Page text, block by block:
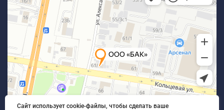
Сайт использует cookie-файлы, чтобы сделать ваше